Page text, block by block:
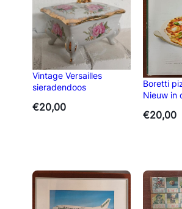
Vintage Versailles
sieradendoos
€20,00
Boretti
Nieuw in
€20,00